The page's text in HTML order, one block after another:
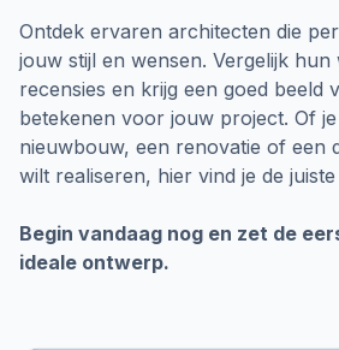
Ontdek ervaren architecten die
jouw stijl en wensen. Vergelijk hun
recensies en krijg een goed beeld
betekenen voor jouw project. Of
nieuwbouw, een renovatie of een
wilt realiseren, hier vind je de
Begin vandaag nog en zet de
ideale ontwerp.